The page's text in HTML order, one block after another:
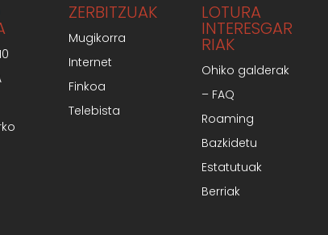
ZERBITZUAK
Mugikorra
Internet
Finkoa
Telebista
LOTURA
INTERESGAR
RIAK
Ohiko galderak
– FAQ
Roaming
Bazkidetu
Estatutuak
Berriak